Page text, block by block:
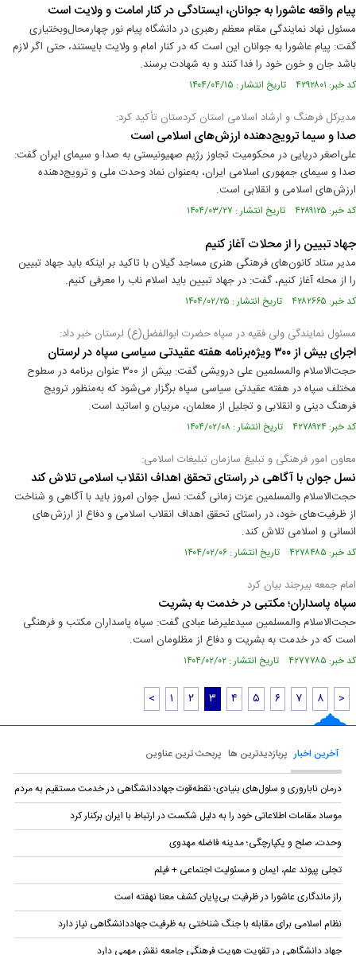
پیام واقعه عاشورا به جوانان، ایستادگی در کنار امامت و ولایت است
مسئول نهاد نمایندگی مقام معظم رهبری در دانشگاه پیام‌ نور چهارمحال‌و‌بختیاری
گفت: پیام عاشورا به جوانان این است که در کنار امام و ولایت بایستند، حتی اگر لازم
باشد جان و خون خود را فدا کنند و به شهادت برسند.
کد خبر: ۴۲۹۲۸۰۱ تاریخ انتشار : ۱۴۰۴/۰۴/۱۵
مدیرکل فرهنگ و ارشاد اسلامی استان کردستان تأکید کرد:
صدا و سیما ترویج‌دهنده‌ ارزش‌های اسلامی است
علی‌اصغر دریایی در محکومیت تجاوز رژیم صهیونیستی به صدا و سیمای ایران گفت:
صدا و سیمای جمهوری اسلامی ایران، به‌عنوان نماد وحدت ملی و ترویج‌دهنده‌
ارزش‌های اسلامی و انقلابی است.
کد خبر: ۴۲۸۹۱۲۵ تاریخ انتشار : ۱۴۰۴/۰۳/۲۷
جهاد تبیین را از محلات آغاز کنیم
مدیر ستاد کانون‌های فرهنگی هنری مساجد گیلان با تاکيد بر اينکه بايد جهاد تبيين
را از محله آغاز کنيم، گفت: در جهاد تبيين بايد اسلام ناب را معرفی کنيم.
کد خبر: ۴۲۸۲۶۶۵ تاریخ انتشار : ۱۴۰۴/۰۲/۲۵
مسئول نمایندگی ولی‌ فقیه در سپاه حضرت ابوالفضل(ع) لرستان خبر داد:
اجرای بیش از ۳۰۰ ویژه‌برنامه هفته عقیدتی سیاسی سپاه در لرستان
حجت‌الاسلام والمسلمین علی درویشی گفت: بیش از ۳۰۰ عنوان برنامه در سطوح
مختلف سپاه در هفته عقیدتی سیاسی سپاه برگزار می‌شود که به‌منظور ترویج
فرهنگ دینی و انقلابی و تجلیل از معلمان، مربیان و اساتید است.
کد خبر: ۴۲۷۸۹۲۴ تاریخ انتشار : ۱۴۰۴/۰۲/۰۸
معاون امور فرهنگی و تبلیغ سازمان تبلیغات اسلامی:
نسل جوان با آگاهی در راستای تحقق اهداف انقلاب اسلامی تلاش کند
حجت‌الاسلام والمسلمین عزت زمانی گفت: نسل جوان امروز باید با آگاهی و شناخت
از ظرفیت‌های خود، در راستای تحقق اهداف انقلاب اسلامی و دفاع از ارزش‌های
انسانی و اسلامی تلاش کند.
کد خبر: ۴۲۷۸۴۸۵ تاریخ انتشار : ۱۴۰۴/۰۲/۰۶
امام جمعه بیرجند بیان کرد
سپاه پاسداران؛ مکتبی در خدمت به بشریت
حجت‌الاسلام والمسلمین سیدعلیرضا عبادی گفت: سپاه پاسداران مکتب و فرهنگی
است که در خدمت به بشریت و دفاع از مظلومان است.
کد خبر: ۴۲۷۷۷۸۵ تاریخ انتشار : ۱۴۰۴/۰۲/۰۲
< ۱ ۲ ۳ ۴ ۵ ۶ ۷ ۸ >
آخرین اخبار پربازدیدترین ها پربحث ترین عناوین
درمان ناباروری و سلول‌های بنیادی؛ نقطه‌قوت جهاددانشگاهی در خدمت مستقیم به مردم
موساد مقامات اطلاعاتی خود را به دلیل شکست در ارتباط با ایران برکنار کرد
وحدت، صلح و یکپارچگی؛ مدینه فاضله مهدوی
تجلی پیوند علم، ایمان و مسئولیت اجتماعی + فیلم
راز ماندگاری عاشورا در ظرفیت بی‌پایان کشف معنا نهفته است
نظام اسلامی برای مقابله با جنگ شناختی به ظرفیت جهاددانشگاهی نیاز دارد
جهاد دانشگاهی در تقویت هویت فرهنگی جامعه نقش مهمی دارد